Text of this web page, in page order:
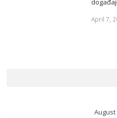
April 7,
August